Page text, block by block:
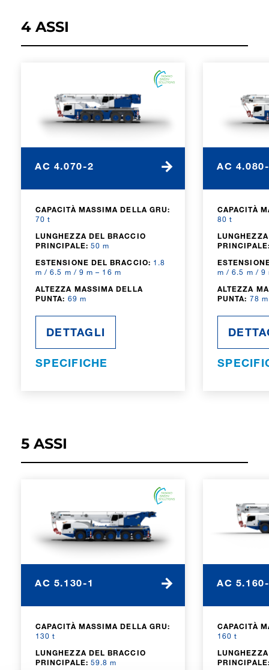
4 ASSI
AC 4.070-2
CAPACITÀ MASSIMA DELLA GRU:
70 t
LUNGHEZZA DEL BRACCIO
PRINCIPALE: 50 m
ESTENSIONE DEL BRACCIO: 1.8
m / 6.5 m / 9 m – 16 m
ALTEZZA MASSIMA DELLA
PUNTA: 69 m
DETTAGLI
SPECIFICHE
AC
CAPACITÀ
80 t
m / 6.5 m / 9
ALTEZZA
PUNTA: 78 m
5 ASSI
AC 5.130-1
CAPACITÀ MASSIMA DELLA GRU:
130 t
LUNGHEZZA DEL BRACCIO
PRINCIPALE: 59.8 m
AC
CAPACITÀ
160 t